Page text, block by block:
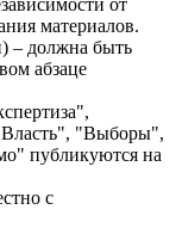
материалов.
– должна быть
абзаце
"Выборы",
публикуются на
с